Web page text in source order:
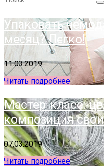
Упаковать
месяц? Легко!
11.03.2019
Читать подробнее
Мастер-класс:
композиция
07.03.2019
Читать подробнее